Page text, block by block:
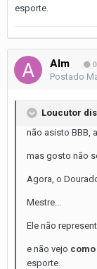
esporte.
Alm 0
Postado
Loucutor
não asisto BBB,
mas gosto não
Agora, o
Mestre...
Ele não
e não vejo como
esporte.